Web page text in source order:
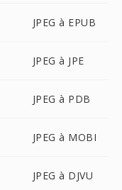
JPEG à EPUB
JPEG à JPE
JPEG à PDB
JPEG à MOBI
JPEG à DJVU